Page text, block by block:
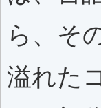
ら、そ
溢れた